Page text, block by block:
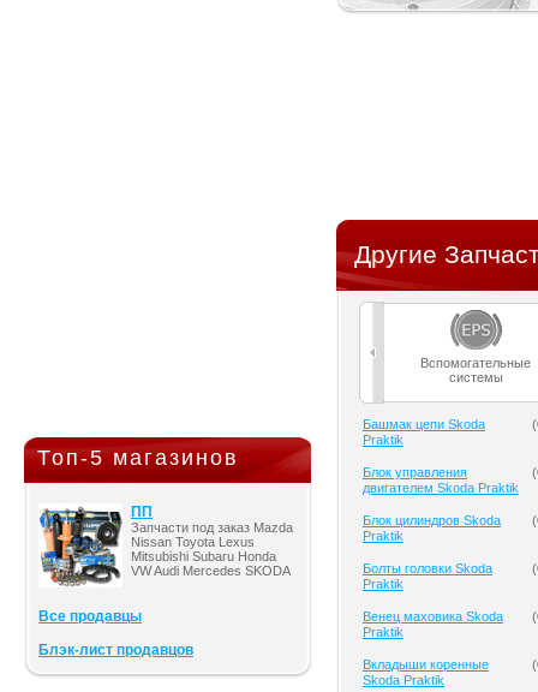
Топ-5 магазинов
ПП
Запчасти под заказ Mazda
Nissan Toyota Lexus
Mitsubishi Subaru Honda
VW Audi Mercedes SKODA
Все продавцы
Блэк-лист продавцов
Другие
Вспомогательные
системы
Башмак цепи Skoda
Praktik
(
Блок управления
двигателем Skoda Praktik
(
Блок цилиндров Skoda
Praktik
(
Болты головки Skoda
Praktik
(
Венец маховика Skoda
Praktik
(
Вкладыши коренные
Skoda Praktik
(